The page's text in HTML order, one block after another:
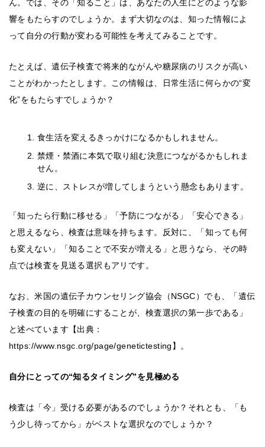
ん。では、その「知ること」は、あなたの人生にどのような影
響をもたらすのでしょうか。まず大切なのは、知った情報によ
って自分の行動が変わる可能性を考えてみることです。
たとえば、遺伝子検査で将来的ながんや糖尿病のリスクが高い
ことがわかったとします。この情報は、日常生活に何らかの“変
化”をもたらすでしょうか？
食生活を変えるきっかけになるかもしれません。
禁煙・禁酒に本気で取り組む決意につながるかもしれま
せん。
逆に、ストレスが増してしまうという懸念もあります。
「知ったら行動に移せる」「予防につながる」「安心できる」
と思えるなら、検査は意味を持ちます。反対に、「知っても何
も変えない」「知ることで不安が増える」と思うなら、その時
点では検査を見送る選択もアリです。
なお、米国の遺伝子カウンセリング協会（NSGC）でも、「遺伝
子検査の目的を明確にすることが、検査選択の第一歩である」
と述べています【出典：
https://www.nsgc.org/page/genetictesting】。
自分にとっての“知るタイミング”を見極める
検査は「今」受ける必要があるのでしょうか？それとも、「も
う少し待ってから」がベストな選択なのでしょうか？